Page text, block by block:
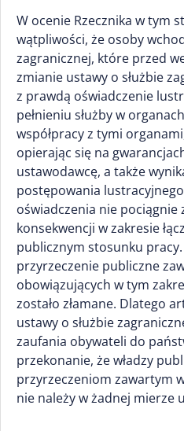
W ocenie Rzecznika w tym
wątpliwości, że osoby
zagranicznej, które przed
zmianie ustawy o służbie
z prawdą oświadczenie
pełnieniu służby w
współpracy z tymi
opierając się na
ustawodawcę, a także
postępowania
oświadczenia nie pociągnie
konsekwencji w zakresie
publicznym stosunku
przyrzeczenie publiczne
obowiązujących w tym
zostało złamane. Dlatego
ustawy o służbie
zaufania obywateli do
przekonanie, że władzy
przyrzeczeniom zawartym
nie należy w żadnej mierze